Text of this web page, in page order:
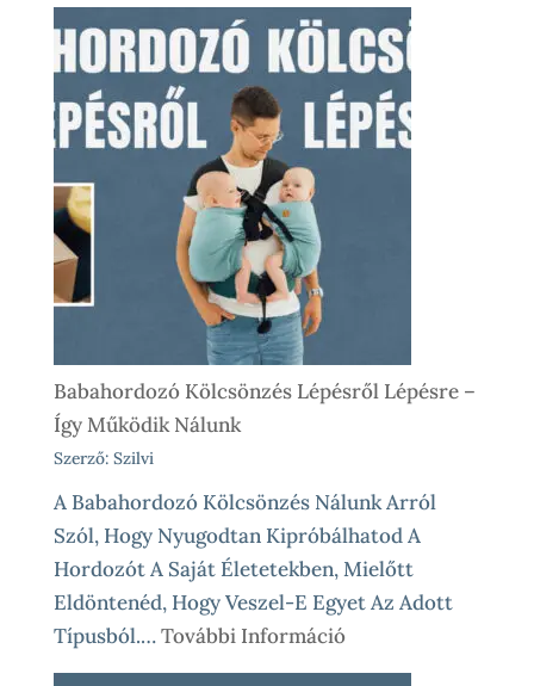
Babahordozó Kölcsönzés Lépésről Lépésre –
Így Működik Nálunk
Szerző: Szilvi
A Babahordozó Kölcsönzés Nálunk Arról
Szól, Hogy Nyugodtan Kipróbálhatod A
Hordozót A Saját Életetekben, Mielőtt
Eldöntenéd, Hogy Veszel-E Egyet Az Adott
Típusból.…További Információ:
Babahordozó